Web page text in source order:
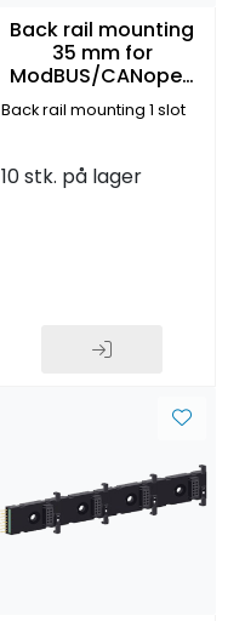
Back rail mounting
35 mm for
ModBUS/CANopen
moduler. 35 mm
bredde
Back rail mounting 1 slot
10 stk. på lager